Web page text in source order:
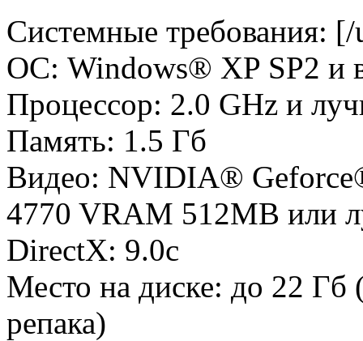
Системные требования:
ОС: Windows® XP SP2
Процессор: 2.0 GHz и
Память: 1.5 Гб
Видео: NVIDIA®
4770 VRAM 512MB или
DirectX: 9.0c
Место на диске: до 22 Гб
репака)